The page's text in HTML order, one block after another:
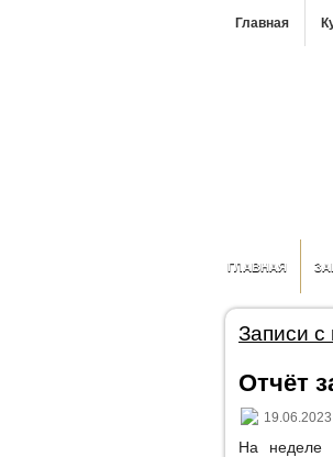
Главная
ГЛАВНАЯ
Записи
Отчёт
19.06.2023
На неделе